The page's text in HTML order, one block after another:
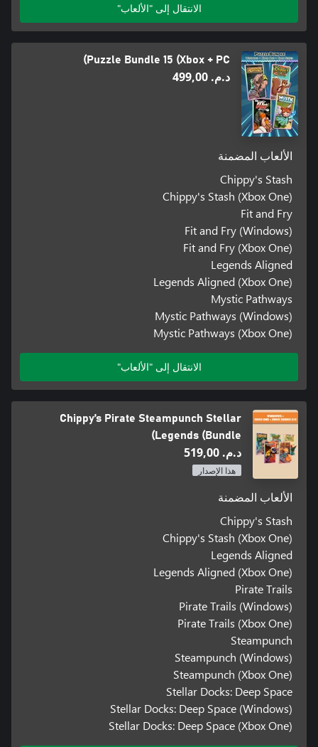
الانتقال إلى "الألعاب"
Puzzle Bundle 15 (Xbox + PC)
د.م.‏ 499,00
الألعاب المضمنة
Chippy's Stash
Chippy's Stash (Xbox One)
Fit and Fry
Fit and Fry (Windows)
Fit and Fry (Xbox One)
Legends Aligned
Legends Aligned (Xbox One)
Mystic Pathways
Mystic Pathways (Windows)
Mystic Pathways (Xbox One)
الانتقال إلى "الألعاب"
Chippy’s Pirate Steampunch Stellar
Legends (Bundle)
د.م.‏ 519,00
هذا الإصدار
الألعاب المضمنة
Chippy's Stash
Chippy's Stash (Xbox One)
Legends Aligned
Legends Aligned (Xbox One)
Pirate Trails
Pirate Trails (Windows)
Pirate Trails (Xbox One)
Steampunch
Steampunch (Windows)
Steampunch (Xbox One)
Stellar Docks: Deep Space
Stellar Docks: Deep Space (Windows)
Stellar Docks: Deep Space (Xbox One)